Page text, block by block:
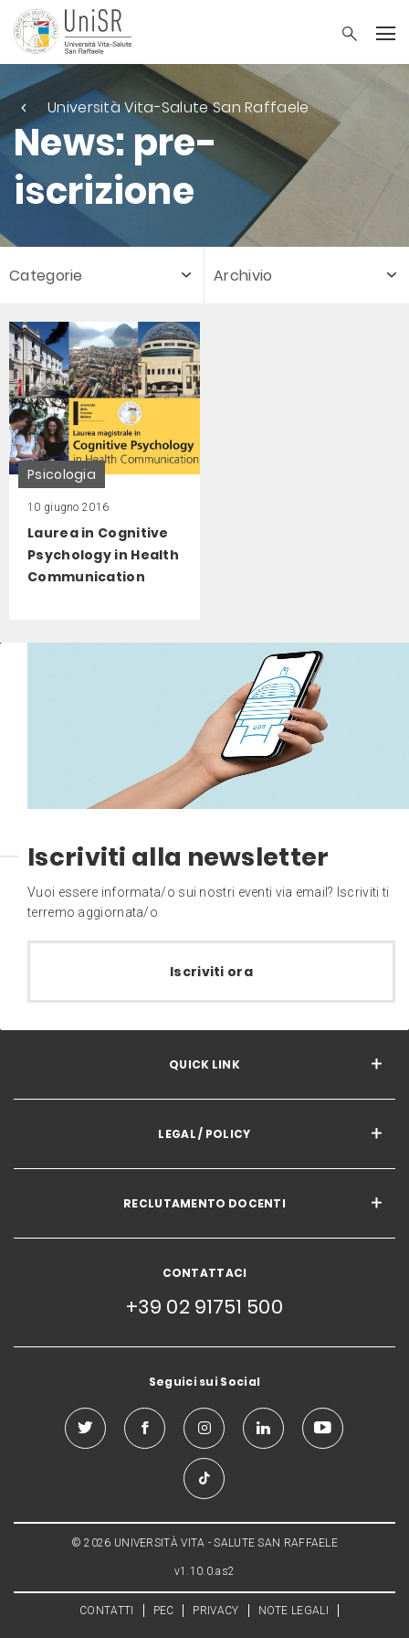
Università Vita-Salute San Raffaele
News: pre-
iscrizione
Categorie Archivio
Psicologia
10 giugno 2016
Laurea in Cognitive
Psychology in Health
Communication
Iscriviti alla newsletter
Vuoi essere informata/o sui nostri eventi via email? Iscriviti ti
terremo aggiornata/o
Iscriviti ora
QUICK LINK
LEGAL / POLICY
RECLUTAMENTO DOCENTI
CONTATTACI
+39 02 91751 500
Seguici sui Social
© 2026 UNIVERSITÀ VITA - SALUTE SAN RAFFAELE
v1.10.0.as2
CONTATTI PEC PRIVACY NOTE LEGALI